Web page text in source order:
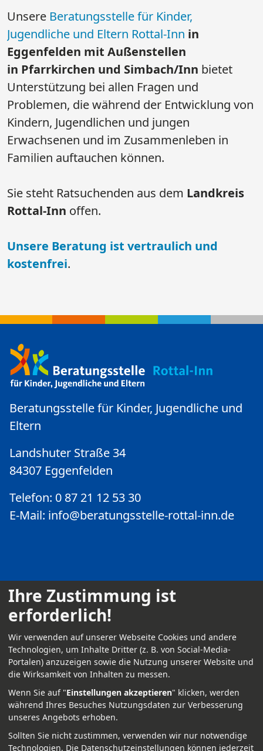
Unsere Beratungsstelle für Kinder,
Jugendliche und Eltern Rottal-Inn in
Eggenfelden mit Außenstellen
in Pfarrkirchen und Simbach/Inn bietet
Unterstützung bei allen Fragen und
Problemen, die während der Entwicklung von
Kindern, Jugendlichen und jungen
Erwachsenen und im Zusammenleben in
Familien auftauchen können.
Sie steht Ratsuchenden aus dem Landkreis
Rottal-Inn offen.
​​​​​​​Unsere Beratung ist vertraulich und
kostenfrei.
Beratungsstelle für Kinder, Jugendliche und
Eltern
Landshuter Straße 34
84307 Eggenfelden
Telefon: 0 87 21 12 53 30
E-Mail: info@beratungsstelle-rottal-inn.de
Kontakt
Impressum
Datenschutz
Anmelden
Ihre Zustimmung ist
erforderlich!
Wir verwenden auf unserer Webseite Cookies und andere
Technologien, um Inhalte Dritter (z. B. von Social-Media-
Portalen) anzuzeigen sowie die Nutzung unserer Website und
die Wirksamkeit von Inhalten zu messen.
Wenn Sie auf "Einstellungen akzeptieren" klicken, werden
während Ihres Besuches Nutzungsdaten zur Verbesserung
unseres Angebots erhoben.
Sollten Sie nicht zustimmen, verwenden wir nur notwendige
Technologien. Die Datenschutzeinstellungen können jederzeit